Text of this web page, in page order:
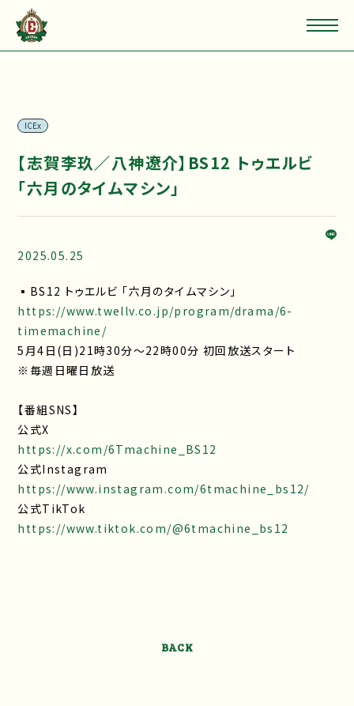
ICEx
【志賀李玖／八神遼介】BS12 トゥエルビ
「六月のタイムマシン」
2025.05.25
▪BS12 トゥエルビ 「六月のタイムマシン」
https://www.twellv.co.jp/program/drama/6-
timemachine/
5月4日(日)21時30分〜22時00分 初回放送スタート
※毎週日曜日放送
【番組SNS】
公式X
https://x.com/6Tmachine_BS12
公式Instagram
https://www.instagram.com/6tmachine_bs12/
公式TikTok
https://www.tiktok.com/@6tmachine_bs12
BACK